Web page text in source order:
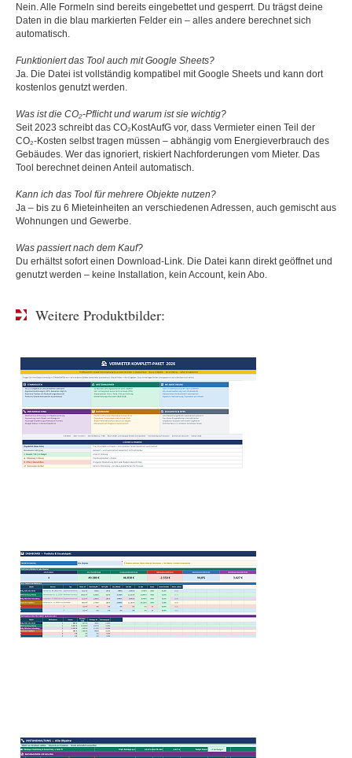
Nein. Alle Formeln sind bereits eingebettet und gesperrt. Du trägst deine
Daten in die blau markierten Felder ein – alles andere berechnet sich
automatisch.
Funktioniert das Tool auch mit Google Sheets?
Ja. Die Datei ist vollständig kompatibel mit Google Sheets und kann dort
kostenlos genutzt werden.
Was ist die CO₂-Pflicht und warum ist sie wichtig?
Seit 2023 schreibt das CO₂KostAufG vor, dass Vermieter einen Teil der
CO₂-Kosten selbst tragen müssen – abhängig vom Energieverbrauch des
Gebäudes. Wer das ignoriert, riskiert Nachforderungen vom Mieter. Das
Tool berechnet deinen Anteil automatisch.
Kann ich das Tool für mehrere Objekte nutzen?
Ja – bis zu 6 Mieteinheiten an verschiedenen Adressen, auch gemischt aus
Wohnungen und Gewerbe.
Was passiert nach dem Kauf?
Du erhältst sofort einen Download-Link. Die Datei kann direkt geöffnet und
genutzt werden – keine Installation, kein Account, kein Abo.
Weitere Produktbilder: